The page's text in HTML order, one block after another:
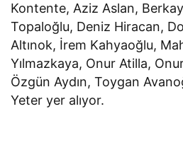
Kontente, Aziz Aslan,
Topaloğlu, Deniz Hiracan,
Altınok, İrem Kahyaoğlu,
Yılmazkaya, Onur Atilla,
Özgün Aydın, Toygan
Yeter yer alıyor.